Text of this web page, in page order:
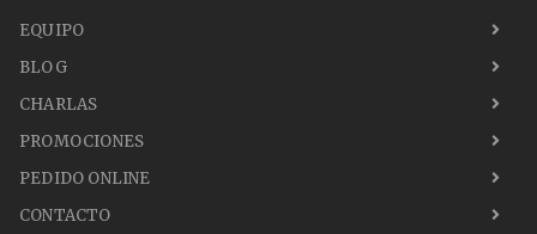
EQUIPO
BLOG
CHARLAS
PROMOCIONES
PEDIDO ONLINE
CONTACTO